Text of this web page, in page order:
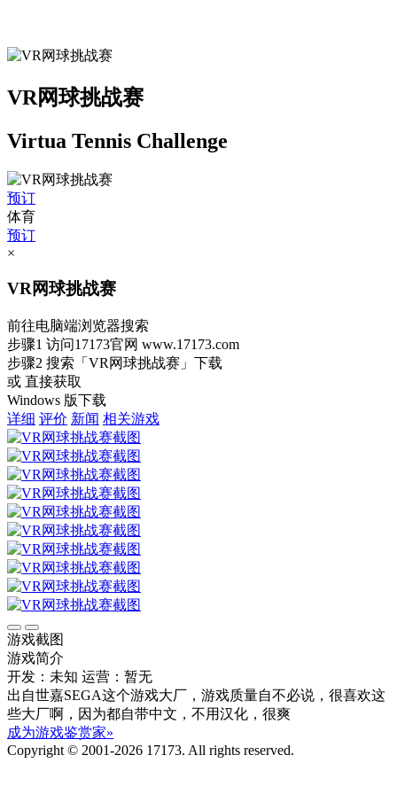
VR网球挑战赛
Virtua Tennis Challenge
预订
体育
预订
×
VR网球挑战赛
前往电脑端浏览器搜索
步骤1 访问17173官网 www.17173.com
步骤2 搜索 「VR网球挑战赛」 下载
或 直接获取
Windows 版下载
详细 评价 新闻 相关游戏
游戏截图
游戏简介
开发：未知 运营：暂无
出自世嘉SEGA这个游戏大厂，游戏质量自不必说，很喜欢这
些大厂啊，因为都自带中文，不用汉化，很爽
成为游戏鉴赏家»
Copyright © 2001-2026 17173. All rights reserved.